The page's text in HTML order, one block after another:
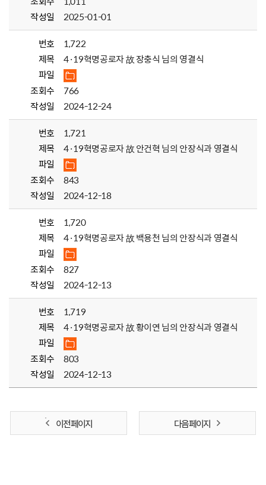
작성일
2025-01-01
번호
1,722
제목
4·19혁명공로자 故 장충식 님의 영결식
파일
조회수
766
작성일
2024-12-24
번호
1,721
제목
4·19혁명공로자 故 안건혁 님의 안장식과 영결식
파일
조회수
843
작성일
2024-12-18
번호
1,720
제목
4·19혁명공로자 故 백용천 님의 안장식과 영결식
파일
조회수
827
작성일
2024-12-13
번호
1,719
제목
4·19혁명공로자 故 황이연 님의 안장식과 영결식
파일
조회수
803
작성일
2024-12-13
이전 페이지 다음 페이지